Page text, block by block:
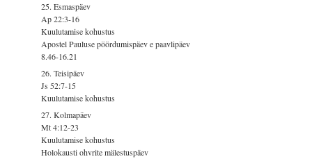
25. Esmaspäev
Ap 22:3-16
Kuulutamise kohustus
Apostel Pauluse pöördumispäev e paavlipäev
8.46-16.21
26. Teisipäev
Js 52:7-15
Kuulutamise kohustus
27. Kolmapäev
Mt 4:12-23
Kuulutamise kohustus
Holokausti ohvrite mälestuspäev